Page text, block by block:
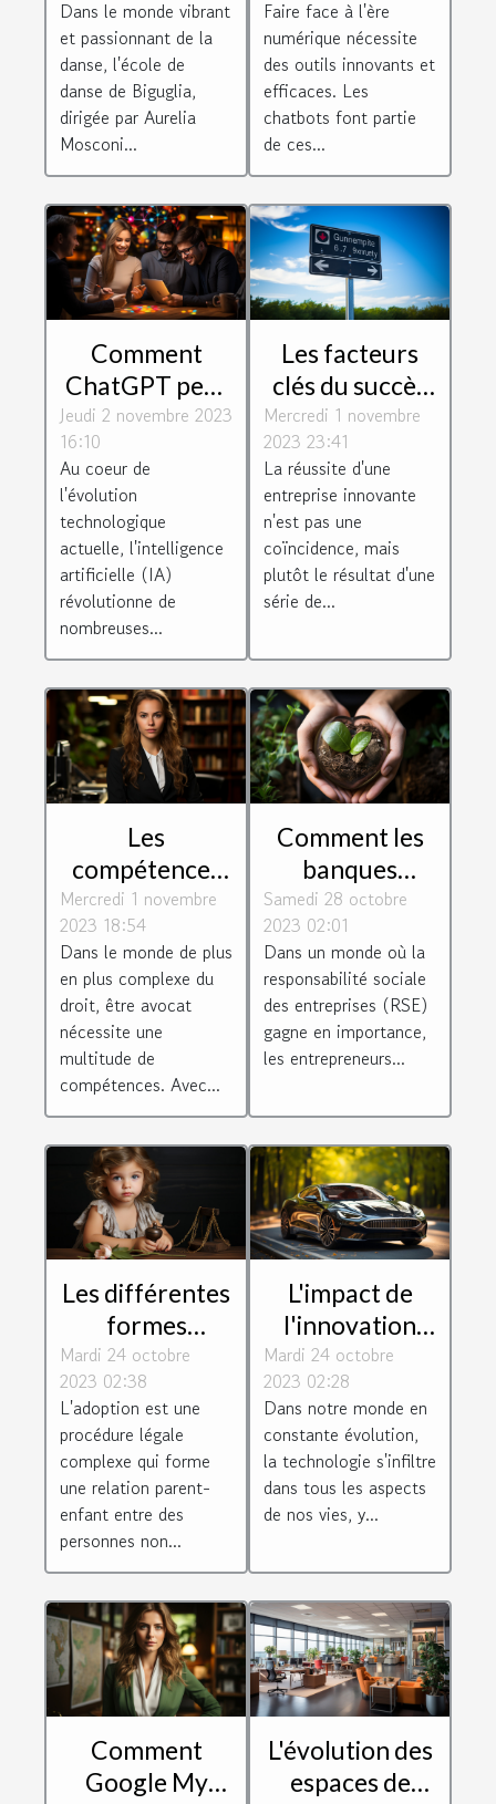
Biguglia dirigée
par Aurelia
Mosconi
Dans le monde vibrant
et passionnant de la
danse, l'école de
danse de Biguglia,
dirigée par Aurelia
Mosconi...
chatbot
efficace
Faire face à l'ère
numérique nécessite
des outils innovants et
efficaces. Les
chatbots font partie
de ces...
Comment
ChatGPT peut
dynamiser
votre relation
client
Jeudi 2 novembre 2023
16:10
Au coeur de
l'évolution
technologique
actuelle, l'intelligence
artificielle (IA)
révolutionne de
nombreuses...
Les facteurs
clés du succès
des entreprises
innovantes
Mercredi 1 novembre
2023 23:41
La réussite d'une
entreprise innovante
n'est pas une
coïncidence, mais
plutôt le résultat d'une
série de...
Les
compétences
essentielles
requises pour
être un avocat
efficace
Mercredi 1 novembre
2023 18:54
Dans le monde de plus
en plus complexe du
droit, être avocat
nécessite une
multitude de
compétences. Avec...
Comment les
banques
éthiques
soutiennent les
entrepreneurs
socialement
responsables
Samedi 28 octobre
2023 02:01
Dans un monde où la
responsabilité sociale
des entreprises (RSE)
gagne en importance,
les entrepreneurs...
Les différentes
formes
d'adoption
selon le droit
de la famille
Mardi 24 octobre
2023 02:38
L'adoption est une
procédure légale
complexe qui forme
une relation parent-
enfant entre des
personnes non...
L'impact de
l'innovation
technologique
sur le monde
juridique
Mardi 24 octobre
2023 02:28
Dans notre monde en
constante évolution,
la technologie s'infiltre
dans tous les aspects
de nos vies, y...
Comment
Google My
L'évolution des
espaces de